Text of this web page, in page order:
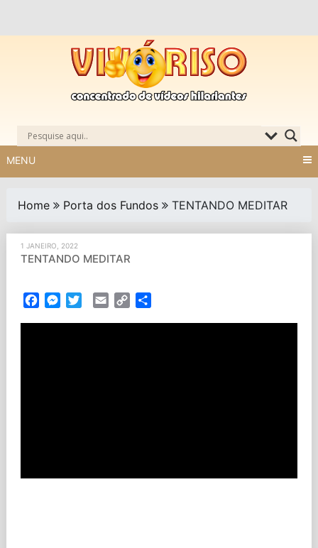
MENU
Home Porta dos Fundos TENTANDO MEDITAR
1 JANEIRO, 2022
TENTANDO MEDITAR
FacebookMessenger
TwitterEmail Copy